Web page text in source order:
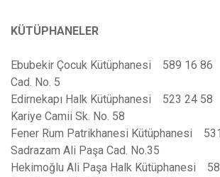
KÜTÜPHANELER
Ebubekir Çocuk Kütüphanesi 589 16 86
Cad. No. 5
Edirnekapı Halk Kütüphanesi 523 24 58
Kariye Camii Sk. No. 58
Fener Rum Patrikhanesi Kütüphanesi
Sadrazam Ali Paşa Cad. No.35
Hekimoğlu Ali Paşa Halk Kütüphanesi